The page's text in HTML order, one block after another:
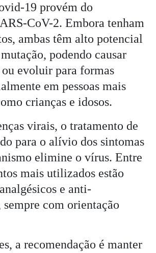
19 provém do
CoV-2. Embora tenham
ambas têm alto potencial
podendo causar
evoluir para formas
em pessoas mais
crianças e idosos.
virais, o tratamento de
para o alívio dos sintomas
elimine o vírus. Entre
mais utilizados estão
e anti-
com orientação
a recomendação é manter